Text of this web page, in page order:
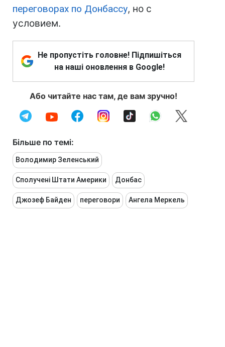
переговорах по Донбассу, но с
условием.
Не пропустіть головне! Підпишіться
на наші оновлення в Google!
Або читайте нас там, де вам зручно!
Більше по темі:
Володимир Зеленський
Сполучені Штати Америки Донбас
Джозеф Байден переговори Ангела Меркель